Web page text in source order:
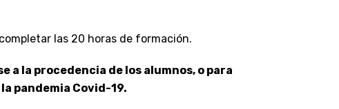
las 20 horas de formación.
la procedencia de los alumnos, o para
pandemia Covid-19.